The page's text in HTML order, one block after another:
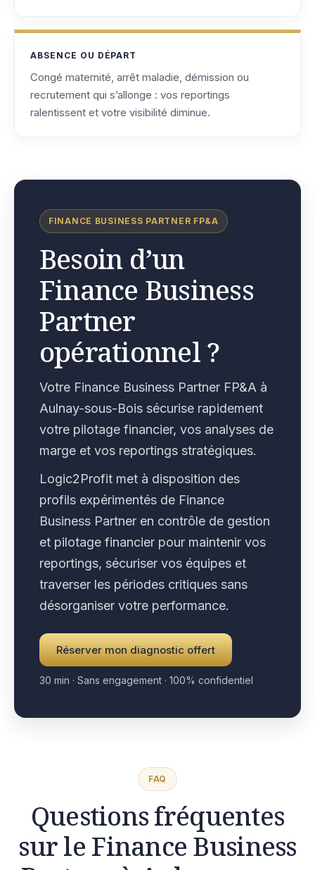
ABSENCE OU DÉPART
Congé maternité, arrêt maladie, démission ou
recrutement qui s’allonge : vos reportings
ralentissent et votre visibilité diminue.
FINANCE BUSINESS PARTNER FP&A
Besoin d’un
Finance Business
Partner
opérationnel ?
Votre Finance Business Partner FP&A à
Aulnay-sous-Bois sécurise rapidement
votre pilotage financier, vos analyses de
marge et vos reportings stratégiques.
Logic2Profit met à disposition des
profils expérimentés de Finance
Business Partner en contrôle de gestion
et pilotage financier pour maintenir vos
reportings, sécuriser vos équipes et
traverser les périodes critiques sans
désorganiser votre performance.
Réserver mon diagnostic offert
30 min · Sans engagement · 100% confidentiel
FAQ
Questions fréquentes
sur le Finance Business